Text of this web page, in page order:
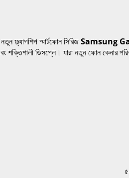
ফ্ল্যাগশিপ স্মার্টফোন সিরিজSamsung
শক্তিশালী ডিসপ্লে। যারা নতুন ফোন কেনার